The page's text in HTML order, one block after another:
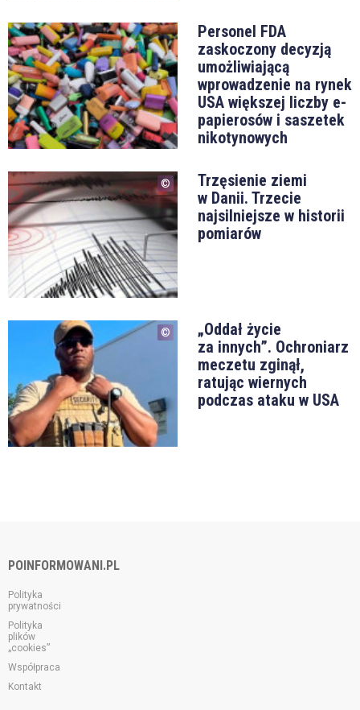
Personel FDA
zaskoczony decyzją
umożliwiającą
wprowadzenie na rynek
USA większej liczby e-
papierosów i saszetek
nikotynowych
Trzęsienie ziemi
w Danii. Trzecie
najsilniejsze w historii
pomiarów
„Oddał życie
za innych”. Ochroniarz
meczetu zginął,
ratując wiernych
podczas ataku w USA
POINFORMOWANI.PL
Polityka
prywatności
Polityka
plików
„cookies”
Współpraca
Kontakt